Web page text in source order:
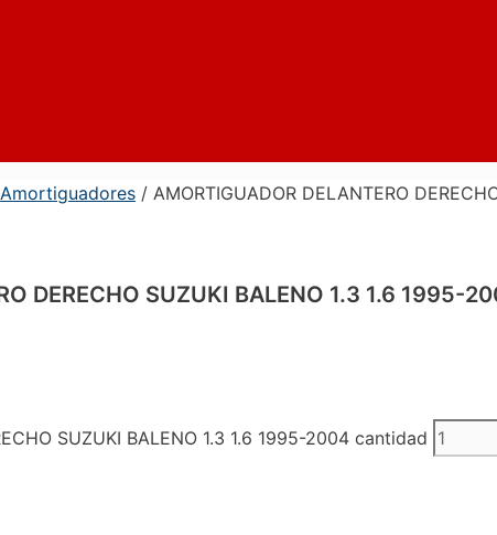
Amortiguadores / AMORTIGUADOR DELANTERO
DERECHO SUZUKI BALENO 1.3 1.6 1995-
SUZUKI BALENO 1.3 1.6 1995-2004 cantidad